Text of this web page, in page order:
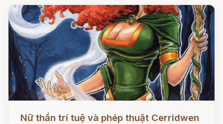
Nữ thần trí tuệ và phép thuật Cerridwen